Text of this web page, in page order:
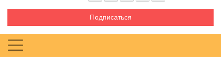
Подписаться